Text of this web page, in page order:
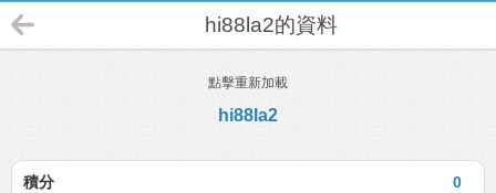
hi88la2的資料
點擊重新加載
hi88la2
0
積分